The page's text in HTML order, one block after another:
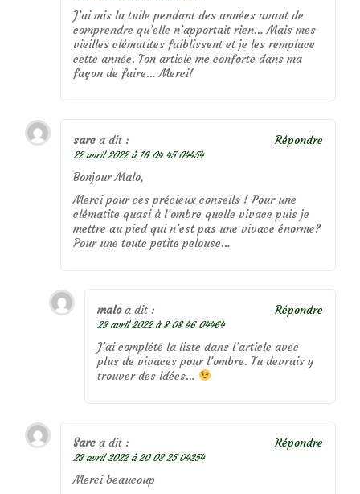
J’ai mis la tuile pendant des années avant de
comprendre qu’elle n’apportait rien… Mais mes
vieilles clématites faiblissent et je les remplace
cette année. Ton article me conforte dans ma
façon de faire… Merci!
sarc a dit :
22 avril 2022 à 16 04 45 04454
Bonjour Malo,
Merci pour ces précieux conseils ! Pour une
clématite quasi à l’ombre quelle vivace puis je
mettre au pied qui n’est pas une vivace énorme?
Pour une toute petite pelouse…
Répondre
malo a dit :
23 avril 2022 à 8 08 46 04464
J’ai complété la liste dans l’article avec
plus de vivaces pour l’ombre. Tu devrais y
trouver des idées…
Répondre
Sarc a dit :
23 avril 2022 à 20 08 25 04254
Merci beaucoup
Répondre